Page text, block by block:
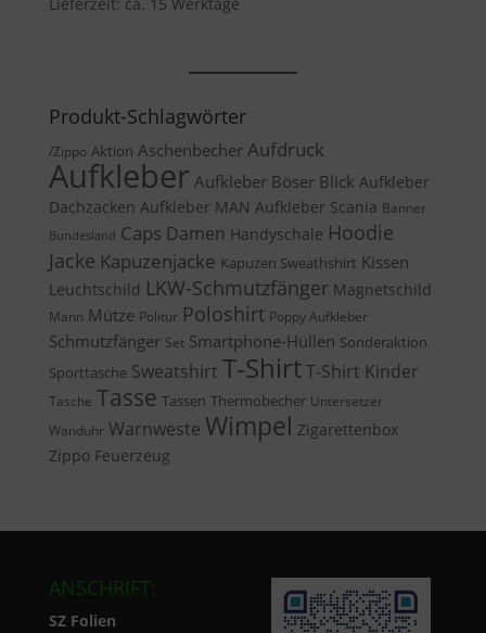
Lieferzeit: ca. 15 Werktage
Produkt-Schlagwörter
/Zippo Aktion Aschenbecher Aufdruck
Aufkleber Aufkleber Böser Blick Aufkleber
Dachzacken Aufkleber MAN Aufkleber Scania Banner
Bundesland Caps Damen Handyschale Hoodie
Jacke Kapuzenjacke Kapuzen Sweathshirt Kissen
Leuchtschild LKW-Schmutzfänger Magnetschild
Mann Mütze Politur Poloshirt Poppy Aufkleber
Schmutzfänger Set Smartphone-Hüllen Sonderaktion
Sporttasche Sweatshirt T-ShirtT-Shirt Kinder
Tasche Tasse Tassen Thermobecher Untersetzer
Wanduhr Warnweste Wimpel Zigarettenbox
Zippo Feuerzeug
ANSCHRIFT:
SZ Folien